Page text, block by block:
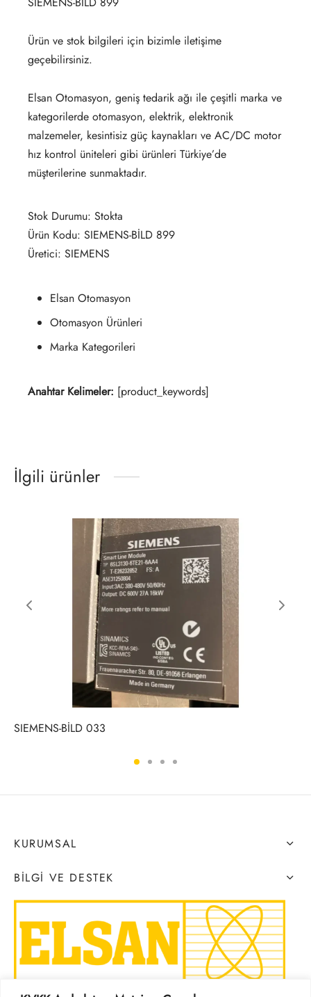
Ürün ve stok bilgileri için bizimle iletişime
geçebilirsiniz.
Elsan Otomasyon, geniş tedarik ağı ile çeşitli marka ve
kategorilerde otomasyon, elektrik, elektronik
malzemeler, kesintisiz güç kaynakları ve AC/DC motor
hız kontrol üniteleri gibi ürünleri Türkiye’de
müşterilerine sunmaktadır.
Stok Durumu: Stokta
Ürün Kodu: SIEMENS-BİLD 899
Üretici: SIEMENS
Elsan Otomasyon
Otomasyon Ürünleri
Marka Kategorileri
Anahtar Kelimeler: [product_keywords]
İlgili ürünler
SIEMENS-BİLD 033
KURUMSAL
BILGI VE DESTEK